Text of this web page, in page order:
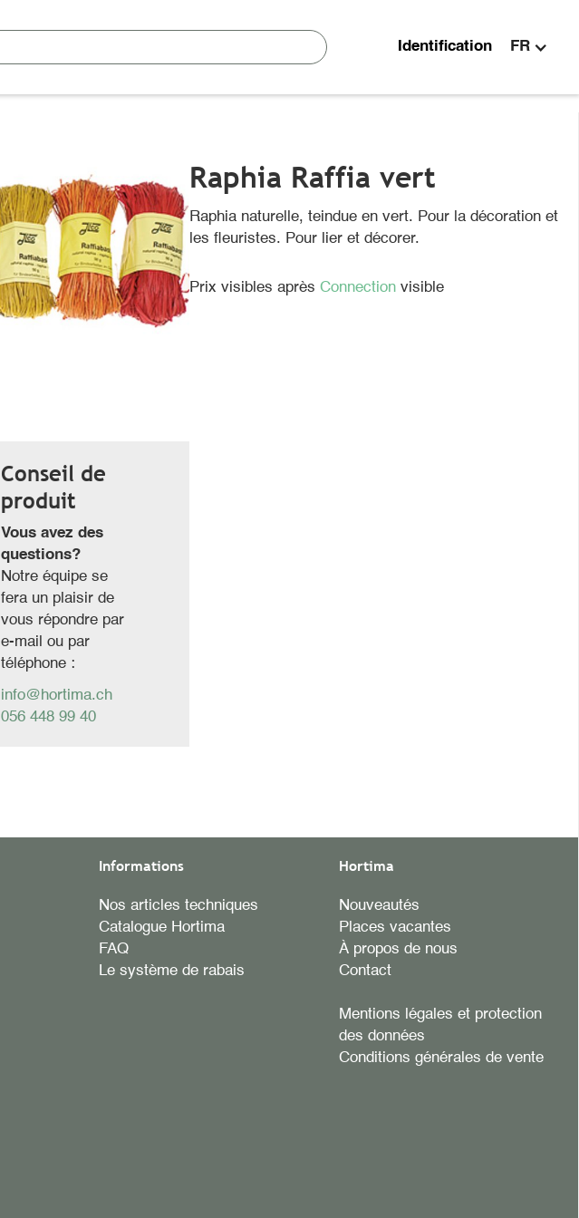
Identification FR
Conseil de
produit
Vous avez des
questions?
Notre équipe se
fera un plaisir de
vous répondre par
e-mail ou par
téléphone :
info@hortima.ch
056 448 99 40
Raphia Raffia vert
Raphia naturelle, teindue en vert. Pour la décoration et
les fleuristes. Pour lier et décorer.
Prix visibles aprèsConnectionvisible
Informations
Nos articles techniques
Catalogue Hortima
FAQ
Le système de rabais
Hortima
Nouveautés
Places vacantes
À propos de nous
Contact
Mentions légales et protection
des données
Conditions générales de vente